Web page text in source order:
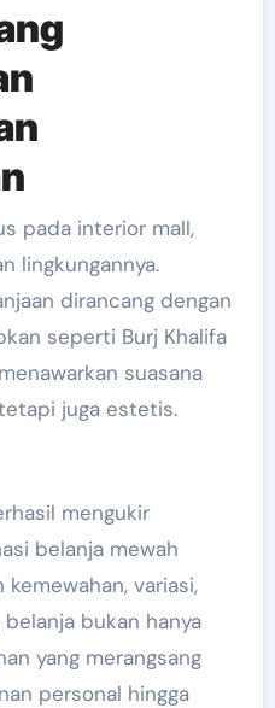
pada interior mall,
lingkungannya.
dirancang dengan
seperti Burj Khalifa
suasana
juga estetis.
mengukir
belanja mewah
variasi,
bukan hanya
yang merangsang
personal hingga